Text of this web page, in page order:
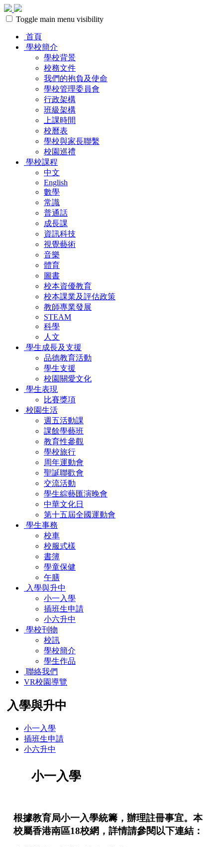
Toggle main menu visibility
首頁
學校簡介
學校背景
校務文件
我們的抱負及使命
學校管理委員會
行政架構
班級架構
上課時間
校曆表
學校與家長聯繫
校園巡禮
學校課程
中文
English
數學
常識
普通話
成長課
資訊科技
視覺藝術
音樂
體育
圖書
校本資優教育
校本課業及評估政策
教師專業發展
STEAM
科學
人文
學生成長及支援
品德教育活動
學生支援
校園關愛文化
學生表現
比賽獎項
校園生活
週五活動課
課餘學藝班
教育性參觀
學校旅行
周年運動會
聖誕聯歡會
交流活動
學生綜藝匯演晚會
中華文化日
第十五屆全國運動會
學生事務
校車
校服式樣
書簿
學童保健
午膳
入學與升中
小一入學
插班生申請
小六升中
學校刊物
校訊
學校簡介
學生作品
聯絡我們
VR校園導覽
入學與升中
小一入學
插班生申請
小六升中
小一入學
根據教育局小一入學統籌，辦理註冊事宜。本
校屬香港南區18校網，詳情請參閱以下連結：